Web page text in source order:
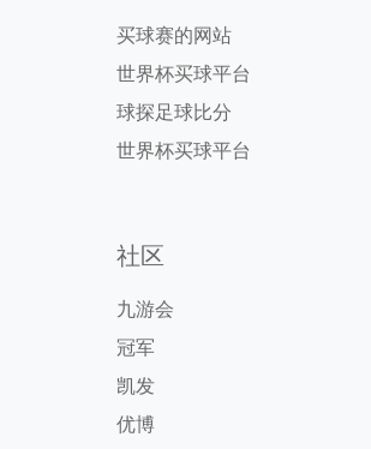
买球赛的网站
世界杯买球平台
球探足球比分
世界杯买球平台
社区
九游会
冠军
凯发
优博